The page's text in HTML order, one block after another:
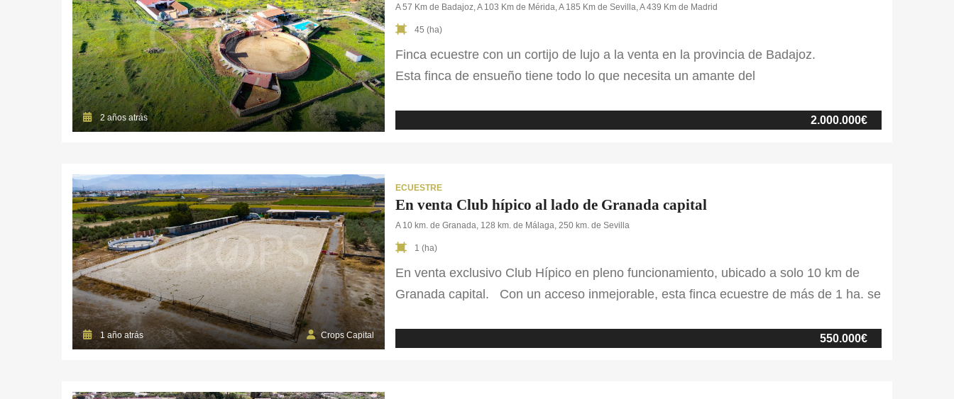
2 años atrás
A 57 Km de Badajoz, A 103 Km de Mérida, A 185 Km de Sevilla, A 439 Km de Madrid
45 (ha)
Finca ecuestre con un cortijo de lujo a la venta en la provincia de Badajoz.
Esta finca de ensueño tiene todo lo que necesita un amante del
mundo taurino, entre ellos la plaza de toros que contiene la finca. Cuenta con2.000.000€
1 año atrás Crops Capital
ECUESTRE
En venta Club hípico al lado de Granada capital
A 10 km. de Granada, 128 km. de Málaga, 250 km. de Sevilla
1 (ha)
En venta exclusivo Club Hípico en pleno funcionamiento, ubicado a solo 10 km de
Granada capital. Con un acceso inmejorable, esta finca ecuestre de más de 1 ha. se
550.000€